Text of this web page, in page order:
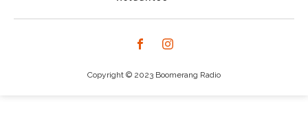
Copyright © 2023 Boomerang Radio